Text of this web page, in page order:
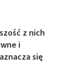
z nich
i
się